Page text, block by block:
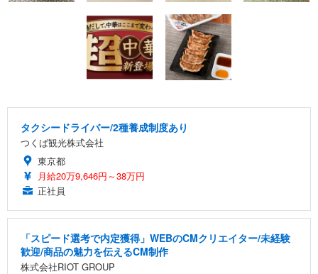
タクシードライバー/2種養成制度あり
つくば観光株式会社
東京都
月給20万9,646円～38万円
正社員
「スピード選考で内定獲得」WEBのCMクリエイター/未経験
歓迎/商品の魅力を伝えるCM制作
株式会社RIOT GROUP